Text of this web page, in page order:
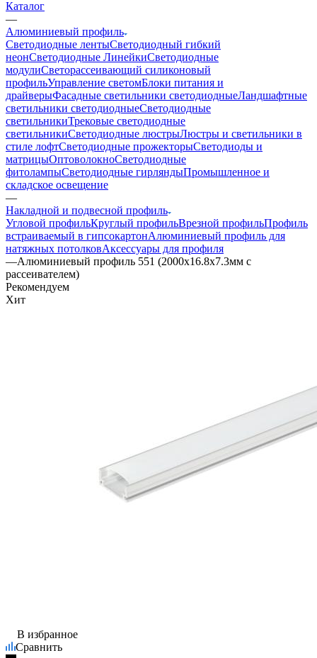
Каталог
—
Алюминиевый профиль
Светодиодные лентыСветодиодный гибкий
неонСветодиодные ЛинейкиСветодиодные
модулиСветорассеивающий силиконовый
профильУправление светомБлоки питания и
драйверыФасадные светильники светодиодныеЛандшафтные
светильники светодиодныеСветодиодные
светильникиТрековые светодиодные
светильникиСветодиодные люстрыЛюстры и светильники в
стиле лофтСветодиодные прожекторыСветодиоды и
матрицыОптоволокноСветодиодные
фитолампыСветодиодные гирляндыПромышленное и
складское освещение
—
Накладной и подвесной профиль
Угловой профильКруглый профильВрезной профильПрофиль
встраиваемый в гипсокартонАлюминиевый профиль для
натяжных потолковАксессуары для профиля
—Алюминиевый профиль 551 (2000х16.8х7.3мм с
рассеивателем)
Рекомендуем
Хит
В избранное
Сравнить